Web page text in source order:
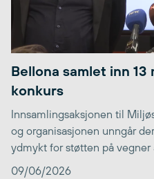
Bellona samlet inn 13
konkurs
Innsamlingsaksjonen til
og organisasjonen unngår
ydmykt for støtten på vegner
09/06/2026